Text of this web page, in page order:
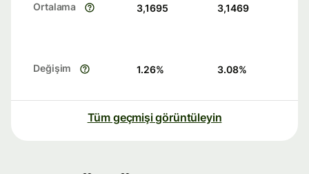
Ortalama 3,1695 3,1469
Değişim 1.26% 3.08%
Tüm geçmişi görüntüleyin